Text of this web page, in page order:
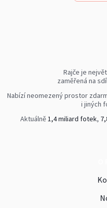
Rajče je
zaměřená na
Nabízí neomezený prostor
i jiných
Aktuálně1,4 miliard fotek,